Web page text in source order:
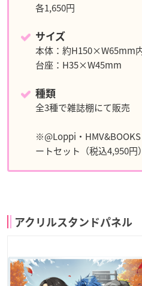
各1,650円
サイズ
本体：約H150×W65mm
台座：H35×W45mm
種類
全3種で雑誌棚にて販売
※@Loppi・
ートセット（税込4,950円
アクリルスタンドパネル